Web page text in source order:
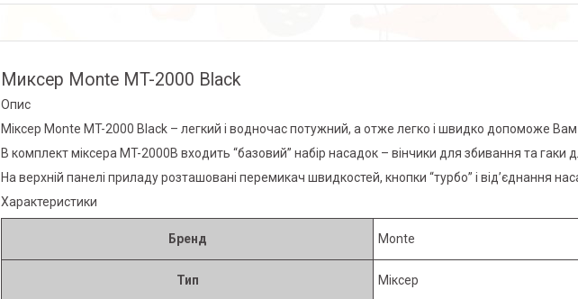
Миксер Monte MT-2000 Black
Опис
Міксер Monte MT-2000 Black – легкий і водночас потужний, а отже легко і швидко допоможе Вам
В комплект міксера MT-2000B входить “базовий” набір насадок – вінчики для збивання та гаки
На верхній панелі приладу розташовані перемикач швидкостей, кнопки “турбо” і від’єднання
Характеристики
Бренд Monte
Тип Міксер